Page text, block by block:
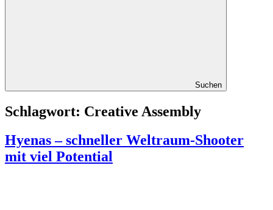
Suchen
Schlagwort: Creative Assembly
Hyenas – schneller Weltraum-Shooter
mit viel Potential